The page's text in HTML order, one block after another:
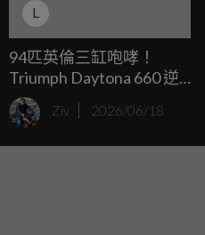
L
94匹英倫三缸咆哮！
Triumph Daytona 660 逆
襲 Misano 奪下 Sportbike
世界錦標賽歷史首冠
Ziv 2026/06/18